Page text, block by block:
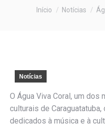
Você está aqui:
Início Notícias
Notícias
O Água Viva Coral, um
culturais de
dedicados à música e à